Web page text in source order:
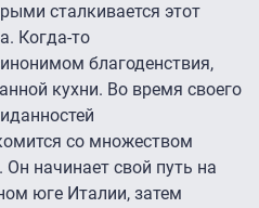
сталкивается этот
Когда-то
благоденствия,
кухни. Во время своего
со множеством
начинает свой путь на
юге Италии, затем